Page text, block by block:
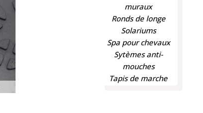
Aménagements intérieurs
muraux
Ronds de longe
Solariums
Spa pour chevaux
Sytèmes anti-
mouches
Tapis de marche